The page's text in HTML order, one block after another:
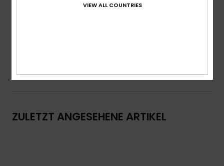
Versand & Rückversand
ZULETZT ANGESEHENE ARTIKEL
VIEW ALL COUNTRIES